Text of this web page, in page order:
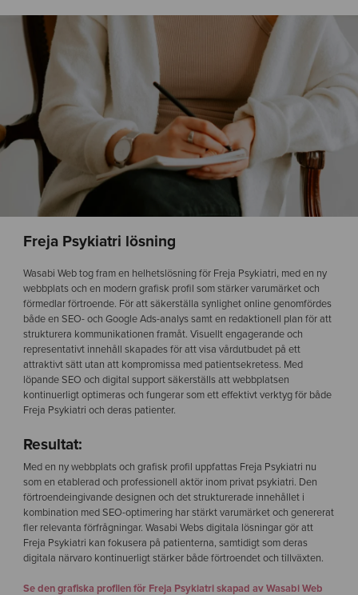
Freja Psykiatri lösning
Wasabi Web tog fram en helhetslösning för Freja Psykiatri, med en ny
webbplats och en modern grafisk profil som stärker varumärket och
förmedlar förtroende. För att säkerställa synlighet online genomfördes
både en SEO- och Google Ads-analys samt en redaktionell plan för att
strukturera kommunikationen framåt. Visuellt engagerande och
representativt innehåll skapades för att visa vårdutbudet på ett
attraktivt sätt utan att kompromissa med patientsekretess. Med
löpande SEO och digital support säkerställs att webbplatsen
kontinuerligt optimeras och fungerar som ett effektivt verktyg för både
Freja Psykiatri och deras patienter.
Resultat:
Med en ny webbplats och grafisk profil uppfattas Freja Psykiatri nu
som en etablerad och professionell aktör inom privat psykiatri. Den
förtroendeingivande designen och det strukturerade innehållet i
kombination med SEO-optimering har stärkt varumärket och genererat
fler relevanta förfrågningar. Wasabi Webs digitala lösningar gör att
Freja Psykiatri kan fokusera på patienterna, samtidigt som deras
digitala närvaro kontinuerligt stärker både förtroendet och tillväxten.
Se den grafiska profilen för Freja Psykiatri skapad av Wasabi Web